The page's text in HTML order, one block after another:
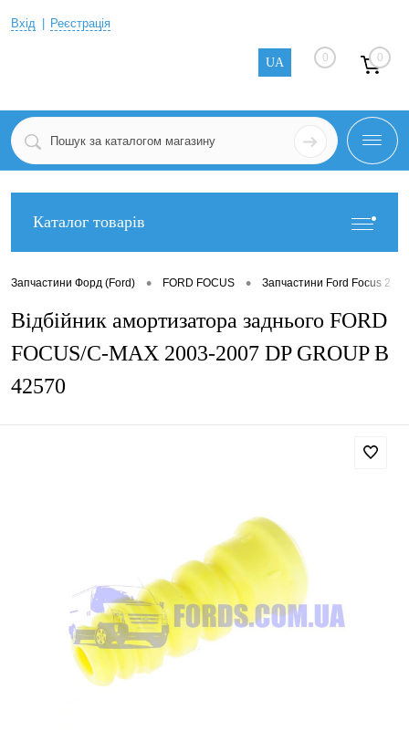
Вхід Реєстрація
UA 0 0
Каталог товарів
Запчастини Форд (Ford) • FORD FOCUS • Запчастини Ford Focus 2
Відбійник амортизатора заднього FORD
FOCUS/C-MAX 2003-2007 DP GROUP B
42570